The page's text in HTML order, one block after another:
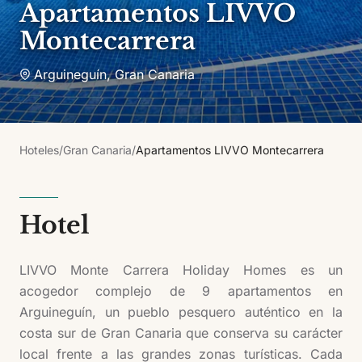
Apartamentos LIVVO
Montecarrera
Arguineguín,Gran Canaria
Hoteles/Gran Canaria/Apartamentos LIVVO Montecarrera
Hotel
LIVVO Monte Carrera Holiday Homes es un
acogedor complejo de 9 apartamentos en
Arguineguín, un pueblo pesquero auténtico en la
costa sur de Gran Canaria que conserva su carácter
local frente a las grandes zonas turísticas. Cada